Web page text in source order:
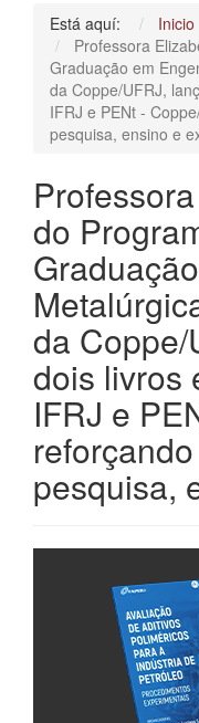
Está aquí: Inicio
Professora
Graduação em
da Coppe/UFRJ,
IFRJ e PENt -
pesquisa, ensino e
do
da
dois livros
IFRJ e
pesquisa,